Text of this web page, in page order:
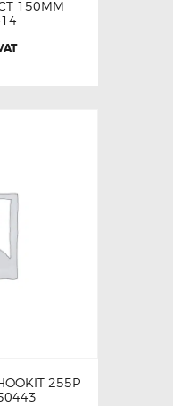
150MM
255P